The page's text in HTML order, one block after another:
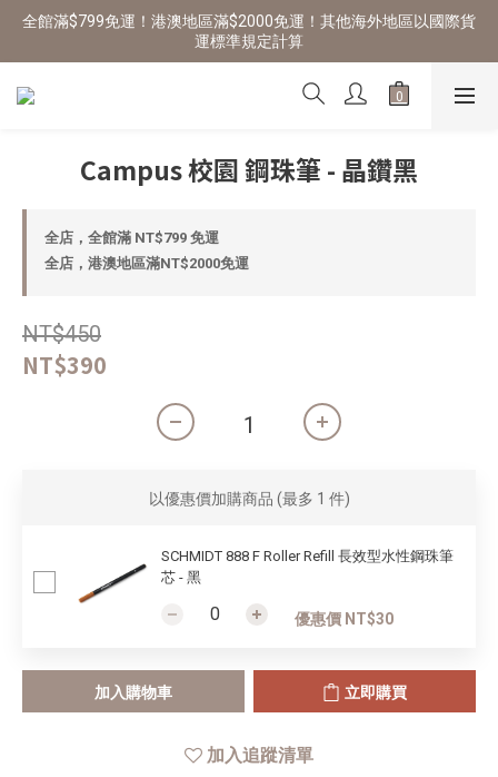
全館滿$799免運！港澳地區滿$2000免運！其他海外地區以國際貨
運標準規定計算
Campus 校園 鋼珠筆 - 晶鑽黑
全店，全館滿 NT$799 免運
全店，港澳地區滿NT$2000免運
NT$450
NT$390
以優惠價加購商品 (最多 1 件)
SCHMIDT 888 F Roller Refill 長效型水性鋼珠筆
芯 - 黑
優惠價 NT$30
加入購物車 立即購買
加入追蹤清單